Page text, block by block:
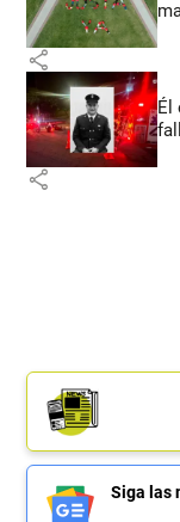
share
Él
share
Siga las